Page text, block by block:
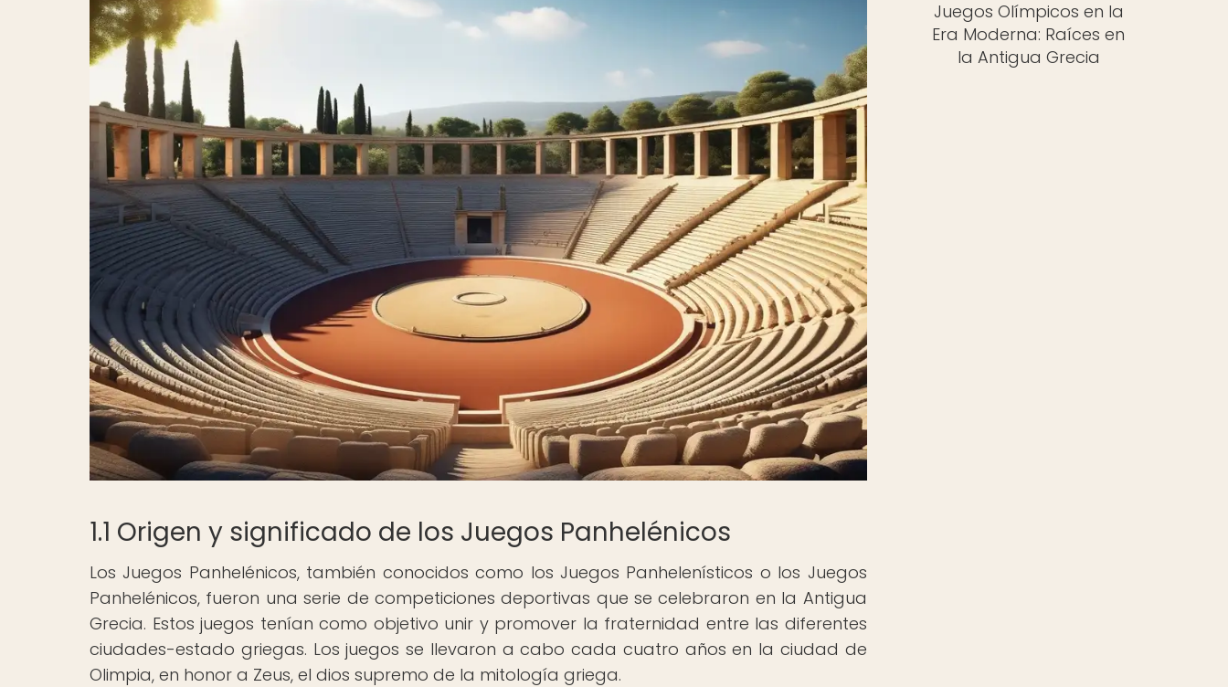
1.1 Origen y significado de los Juegos Panhelénicos
Los Juegos Panhelénicos, también conocidos como los Juegos Panhelenísticos o los Juegos
Panhelénicos, fueron una serie de competiciones deportivas que se celebraron en la Antigua
Grecia. Estos juegos tenían como objetivo unir y promover la fraternidad entre las diferentes
ciudades-estado griegas. Los juegos se llevaron a cabo cada cuatro años en la ciudad de
Olimpia, en honor a Zeus, el dios supremo de la mitología griega.
Juegos Olímpicos en la
Era Moderna: Raíces en
la Antigua Grecia